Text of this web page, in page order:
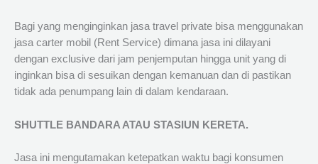
Bagi yang menginginkan jasa travel private bisa menggunakan
jasa carter mobil (Rent Service) dimana jasa ini dilayani
dengan exclusive dari jam penjemputan hingga unit yang di
inginkan bisa di sesuikan dengan kemanuan dan di pastikan
tidak ada penumpang lain di dalam kendaraan.
SHUTTLE BANDARA ATAU STASIUN KERETA.
Jasa ini mengutamakan ketepatkan waktu bagi konsumen